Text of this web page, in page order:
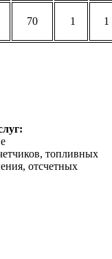
70 1 1
топливных
отсчетных